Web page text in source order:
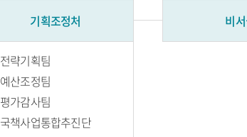
기획조정처
전략기획팀
예산조정팀
평가감사팀
국책사업통합추진단
비